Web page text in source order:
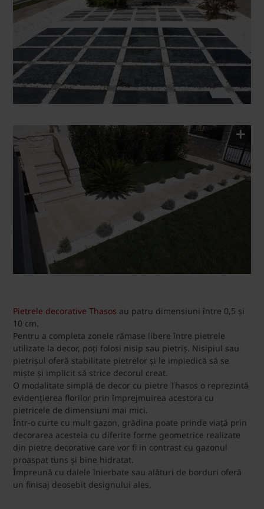
Pietrele decorative Thasos au patru dimensiuni între 0,5 și
10 cm.
Pentru a completa zonele rămase libere între pietrele
utilizate la decor, poți folosi nisip sau pietriș. Nisipiul sau
pietrișul oferă stabilitate pietrelor și le impiedică să se
miște și implicit să strice decorul creat.
O modalitate simplă de decor cu pietre Thasos o reprezintă
evidențierea florilor prin împrejmuirea acestora cu
pietricele de dimensiuni mai mici.
Într-o curte cu mult gazon, grădina poate prinde viață prin
decorarea acesteia cu diferite forme geometrice realizate
din pietre decorative care vor fi in contrast cu gazonul
proaspat tuns și bine hidratat.
Împreună cu dalele înierbate sau alături de borduri oferă
un finisaj deosebit designului ales.